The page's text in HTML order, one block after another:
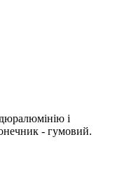
і
- гумовий.